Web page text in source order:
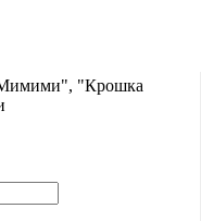
"Крошка